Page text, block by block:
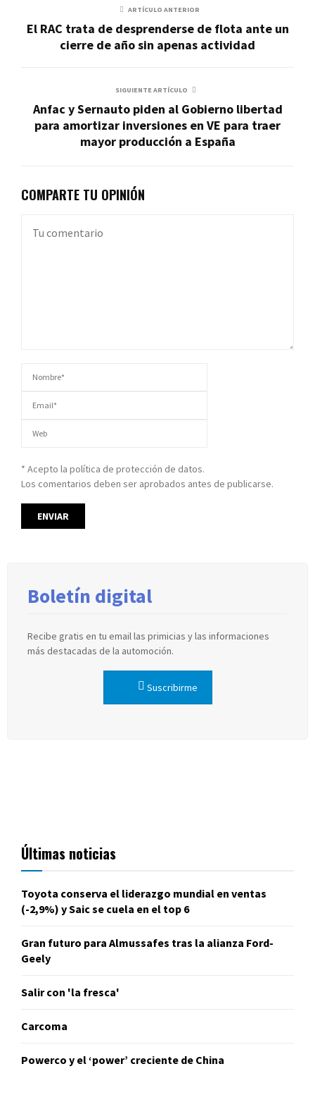
ARTÍCULO ANTERIOR
El RAC trata de desprenderse de flota ante un
cierre de año sin apenas actividad
SIGUIENTE ARTÍCULO
Anfac y Sernauto piden al Gobierno libertad
para amortizar inversiones en VE para traer
mayor producción a España
COMPARTE TU OPINIÓN
* Acepto la política de protección de datos.
Los comentarios deben ser aprobados antes de publicarse.
Boletín digital
Recibe gratis en tu email las primicias y las informaciones
más destacadas de la automoción.
Suscribirme
Últimas noticias
Toyota conserva el liderazgo mundial en ventas
(-2,9%) y Saic se cuela en el top 6
Gran futuro para Almussafes tras la alianza Ford-
Geely
Salir con 'la fresca'
Carcoma
Powerco y el ‘power’ creciente de China